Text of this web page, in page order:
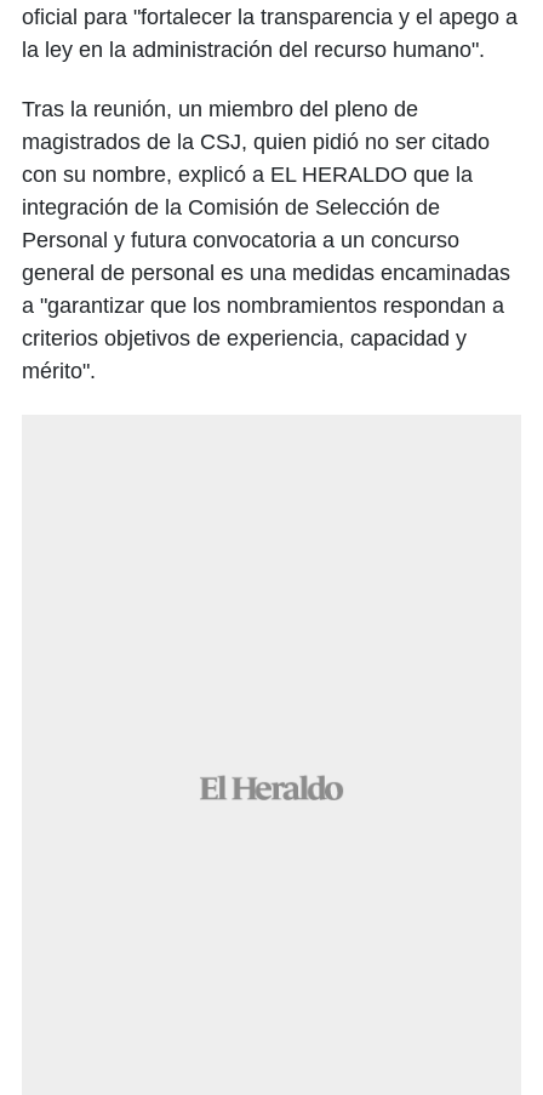
oficial para "fortalecer la transparencia y el apego a
la ley en la administración del recurso humano".
Tras la reunión, un miembro del pleno de
magistrados de la CSJ, quien pidió no ser citado
con su nombre, explicó a EL HERALDO que la
integración de la Comisión de Selección de
Personal y futura convocatoria a un concurso
general de personal es una medidas encaminadas
a "garantizar que los nombramientos respondan a
criterios objetivos de experiencia, capacidad y
mérito".